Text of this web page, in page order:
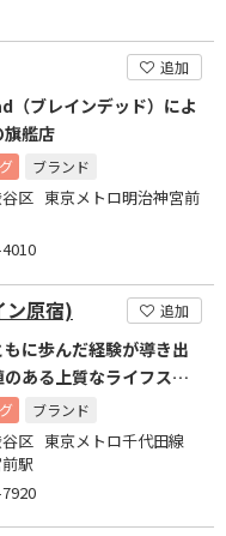
追加
（ブレインデッド）によ
旗艦店
ブランド
区 東京メトロ明治神宮前
原宿) 追加
もに歩んだ経験が導き出
のある上質なライフスタ
ブランド
区 東京メトロ千代田線
駅